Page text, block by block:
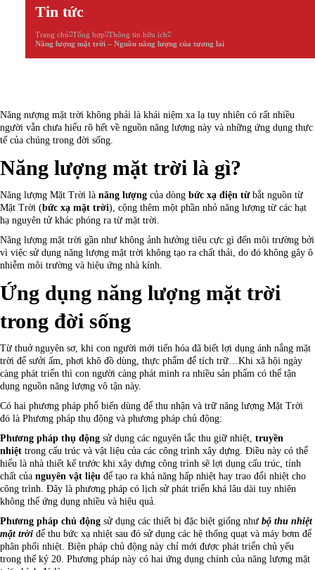
Tin tức
Trang chủ Tổng hợp Thông tin hữu ích
Năng lượng mặt trời – Nguồn năng lượng của tương lai
Năng nượng mặt trời không phải là khái niệm xa lạ tuy nhiên có rất nhiều
người vẫn chưa hiểu rõ hết về nguồn năng lượng này và những ứng dụng thực
tế của chúng trong đời sống.
Năng lượng mặt trời là gì?
Năng lượng Mặt Trời là năng lượng của dòng bức xạ điện từbắt nguồn từ
Mặt Trời (bức xạ mặt trời), cộng thêm một phần nhỏ năng lượng từ các hạt
hạ nguyên tử khác phóng ra từ mặt trời.
Năng lượng mặt trời gần như không ảnh hưởng tiêu cực gì đến môi trường bởi
vì việc sử dụng năng lượng mặt trời không tạo ra chất thải, do đó không gây ô
nhiễm môi trường và hiệu ứng nhà kính.
Ứng dụng năng lượng mặt trời
trong đời sống
Từ thuở nguyên sơ, khi con người mới tiến hóa đã biết lợi dụng ánh nắng mặt
trời để sưởi ấm, phơi khô đồ dùng, thực phẩm để tích trữ…Khi xã hội ngày
càng phát triển thì con người càng phát minh ra nhiều sản phẩm có thể tận
dụng nguồn năng lượng vô tận này.
Có hai phương pháp phổ biến dùng để thu nhận và trữ năng lượng Mặt Trời
đó là Phương pháp thụ động và phương pháp chủ động:
Phương pháp thụ động sử dụng các nguyên tắc thu giữ nhiệt, truyền
nhiệt trong cấu trúc và vật liệu của các công trình xây dựng. Điều này có thể
hiểu là nhà thiết kế trước khi xây dựng công trình sẽ lợi dụng cấu trúc, tính
chất của nguyên vật liệu để tạo ra khả năng hấp nhiệt hay trao đổi nhiệt cho
công trình. Đây là phương pháp có lịch sử phát triển khá lâu dài tuy nhiên
không thể ứng dụng nhiều và hiệu quả.
Phương pháp chủ động sử dụng các thiết bị đặc biệt giống như bộ thu nhiệt
mặt trời để thu bức xạ nhiệt sau đó sử dụng các hệ thống quạt và máy bơm để
phân phối nhiệt. Biện pháp chủ động này chỉ mới được phát triển chủ yếu
trong thế kỷ 20. Phương pháp này có hai ứng dụng chính của năng lượng mặt